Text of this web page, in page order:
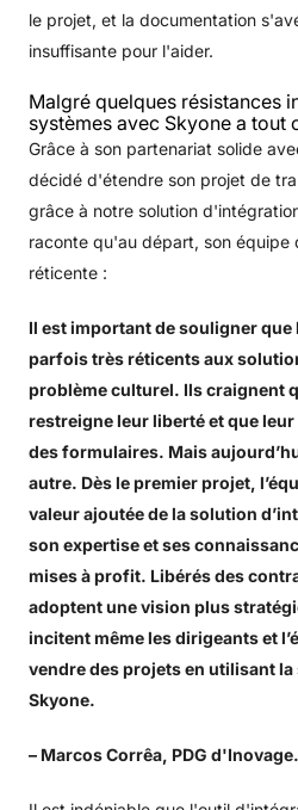
le projet, et la documentation
insuffisante pour l'aider.
Malgré quelques résistances
systèmes avec Skyone a tout
Grâce à son partenariat solide
décidé d'étendre son projet de
grâce à notre solution
raconte qu'au départ, son équipe
réticente :
Il est important de souligner
parfois très réticents aux
problème culturel. Ils craignent
restreigne leur liberté et que
des formulaires. Mais
autre. Dès le premier projet,
valeur ajoutée de la solution
son expertise et ses
mises à profit. Libérés des
adoptent une vision plus
incitent même les dirigeants et
vendre des projets en utilisant
Skyone.
– Marcos Corrêa, PDG d'Inovage.